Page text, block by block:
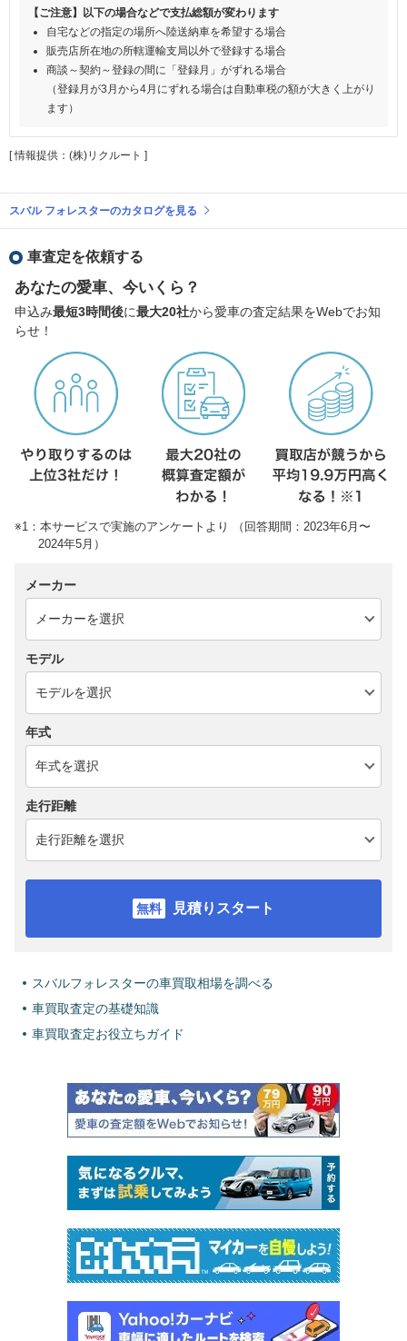
【ご注意】以下の場合などで支払総額が変わります
自宅などの指定の場所へ陸送納車を希望する場合
販売店所在地の所轄運輸支局以外で登録する場合
商談～契約～登録の間に「登録月」がずれる場合
（登録月が3月から4月にずれる場合は自動車税の額が大きく上がり
ます）
[ 情報提供：(株)リクルート ]
スバル フォレスターのカタログを見る
車査定を依頼する
あなたの愛車、今いくら？
申込み最短3時間後に最大20社から愛車の査定結果をWebでお知
らせ！
※1：本サービスで実施のアンケートより （回答期間：2023年6月〜
2024年5月）
メーカー
モデル
年式
走行距離
見積りスタート
スバルフォレスターの車買取相場を調べる
車買取査定の基礎知識
車買取査定お役立ちガイド